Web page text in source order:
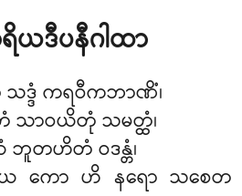
ယဒီပနီဂါထာ
သဒ္ဒံ ကရဝီကဘာဏိံ၊
သာဝယိတုံ သမတ္ထံ၊
ဘူတဟိတံ ဝဒန္တံ၊
ကော ဟိ နရော သစေတ